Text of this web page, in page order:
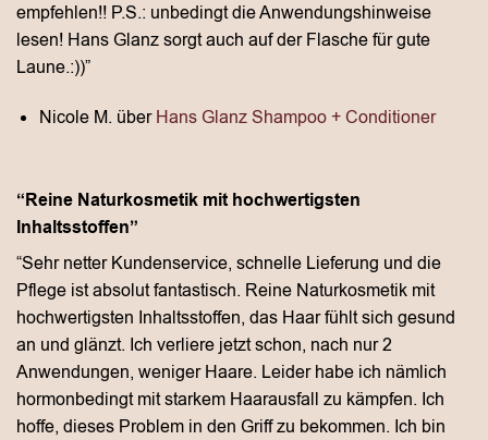
empfehlen!! P.S.: unbedingt die Anwendungshinweise
lesen! Hans Glanz sorgt auch auf der Flasche für gute
Laune.:))”
Nicole M. überHans Glanz Shampoo + Conditioner
“Reine Naturkosmetik mit hochwertigsten
Inhaltsstoffen”
“Sehr netter Kundenservice, schnelle Lieferung und die
Pflege ist absolut fantastisch. Reine Naturkosmetik mit
hochwertigsten Inhaltsstoffen, das Haar fühlt sich gesund
an und glänzt. Ich verliere jetzt schon, nach nur 2
Anwendungen, weniger Haare. Leider habe ich nämlich
hormonbedingt mit starkem Haarausfall zu kämpfen. Ich
hoffe, dieses Problem in den Griff zu bekommen. Ich bin